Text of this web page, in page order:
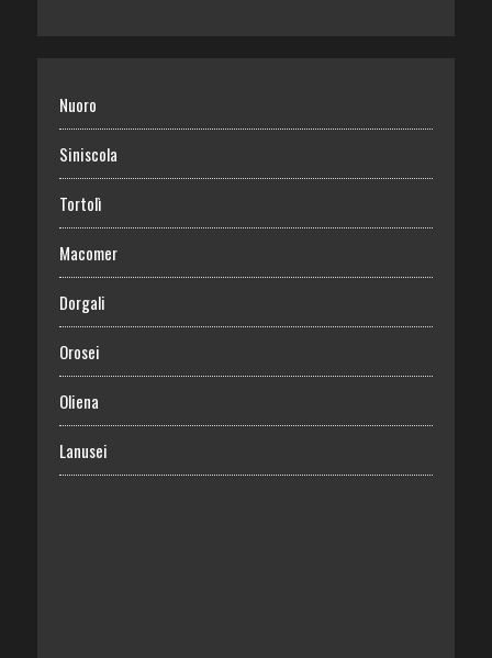
Nuoro
Siniscola
Tortolì
Macomer
Dorgali
Orosei
Oliena
Lanusei